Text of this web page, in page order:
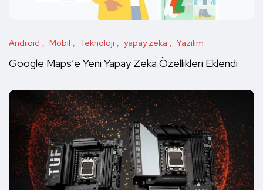
Android Mobil Teknoloji yapay zeka Yazılım
Google Maps’e Yeni Yapay Zeka Özellikleri Eklendi